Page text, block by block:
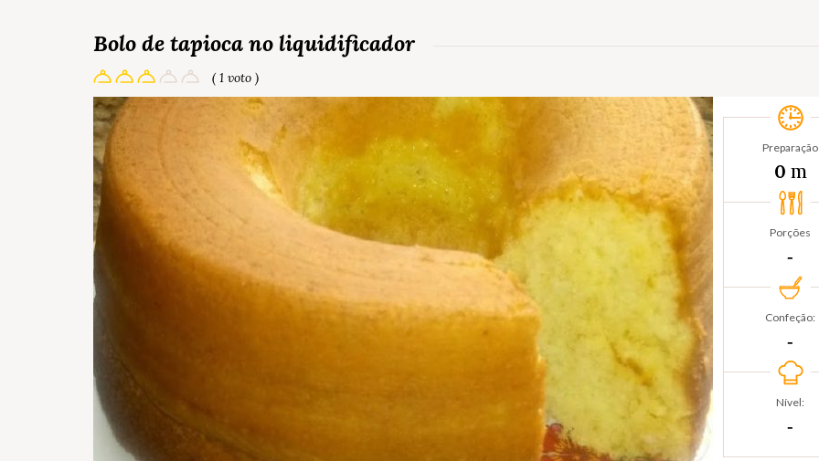
Bolo de tapioca no liquidificador
( 1 voto )
Preparação
0 m
Porções
‐
Confeção:
‐
Nível:
‐